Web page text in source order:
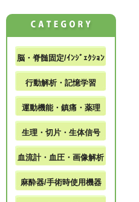
脳・脊髄固定/ｲﾝｼﾞｪｸｼｮﾝ
行動解析・記憶学習
運動機能・鎮痛・薬理
生理・切片・生体信号
血流計・血圧・画像解析
麻酔器/手術時使用機器